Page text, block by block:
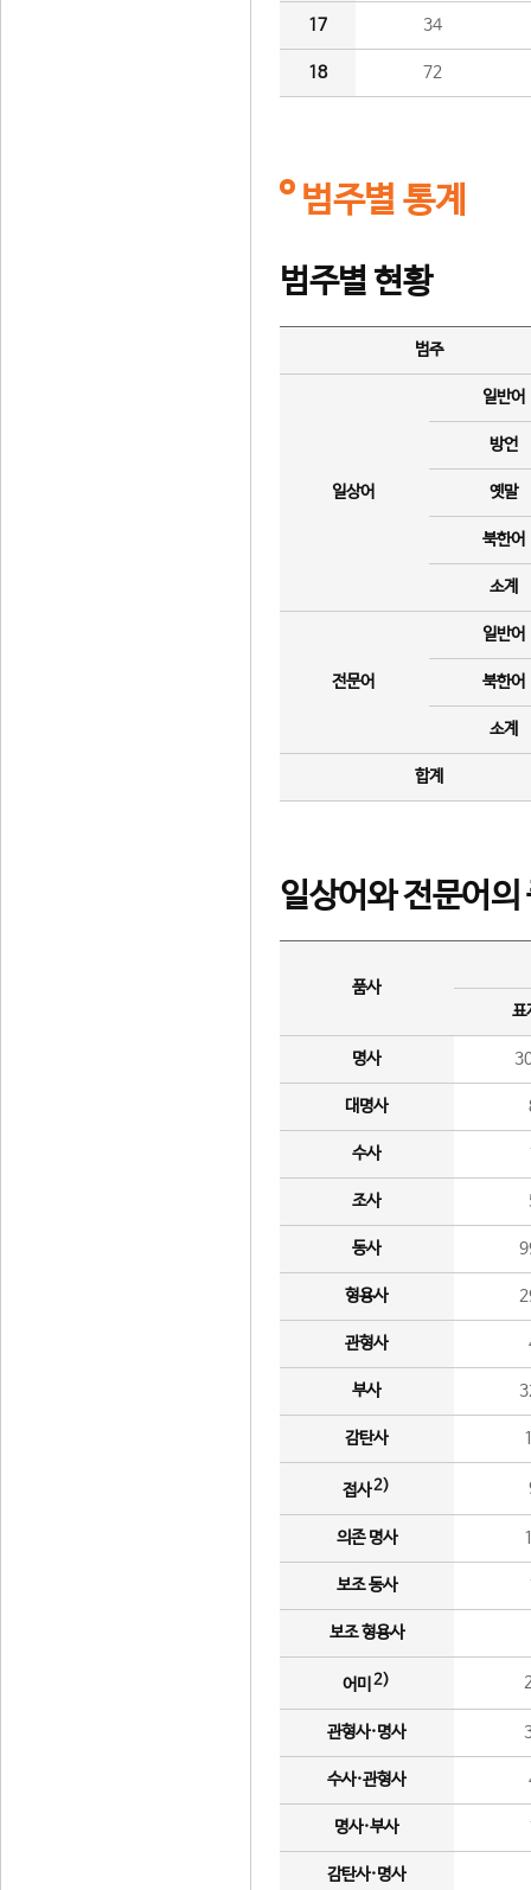
17 34
18 72
범주별 통계
범주별 현황
범주
일상어
일반어
방언
옛말
북한어
소계
전문어
일반어
북한어
소계
합계
일상어와 전문어의
품사
표
명사
대명사
수사
조사
동사
형용사
관형사
부사
감탄사
접사2)
의존 명사
보조 동사
보조 형용사
어미 2)
관형사·명사
수사·관형사
명사·부사
감탄사·명사